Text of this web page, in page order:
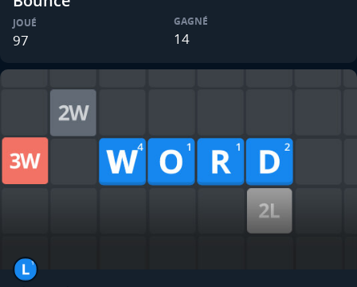
JOUÉ
97
GAGNÉ
14